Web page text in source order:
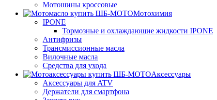
Мотошины кроссовые
Мотохимия
IPONE
Тормозные и охлаждающие жидкости IPONE
Антифризы
Трансмиссионные масла
Вилочные масла
Средства для ухода
Аксессуары
Аксессуары для ATV
Держатели для смартфона